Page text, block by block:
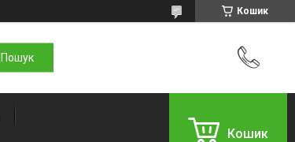
Кошик
Кошик